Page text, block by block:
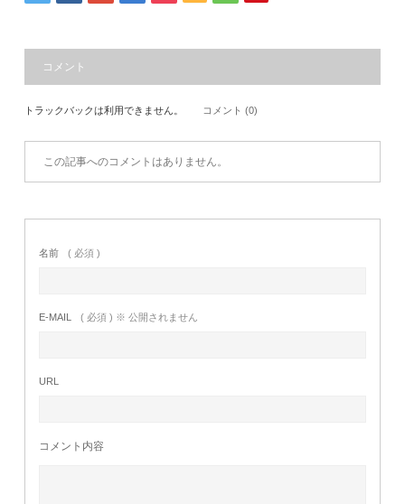
コメント
トラックバックは利用できません。 コメント (0)
この記事へのコメントはありません。
名前 ( 必須 )
E-MAIL ( 必須 ) ※ 公開されません
URL
コメント内容